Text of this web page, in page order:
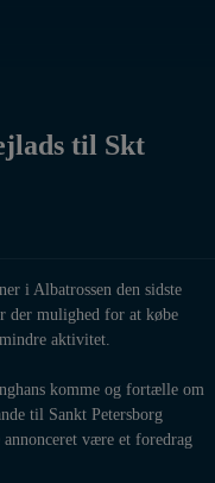
til Skt
i Albatrossen den sidste
der mulighed for at købe
aktivitet.
komme og fortælle om
til Sankt Petersborg
være et foredrag